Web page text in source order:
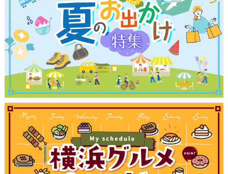
サイトについて